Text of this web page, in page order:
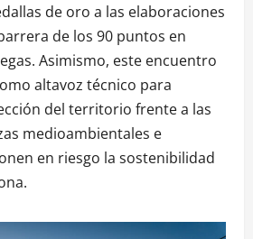
de oro a las elaboraciones
de los 90 puntos en
Asimismo, este encuentro
altavoz técnico para
del territorio frente a las
medioambientales e
en riesgo la sostenibilidad